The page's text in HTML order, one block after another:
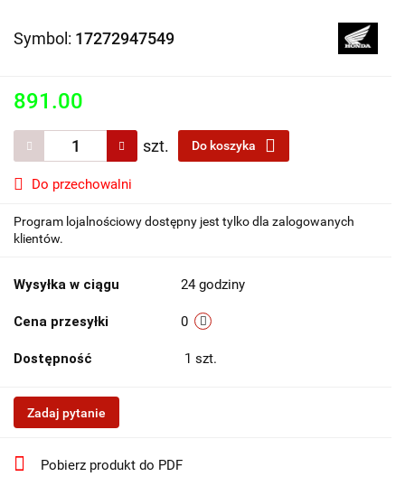
Symbol: 17272947549
891.00
szt. Do koszyka
Do przechowalni
Program lojalnościowy dostępny jest tylko dla zalogowanych
klientów.
Wysyłka w ciągu 24 godziny
Cena przesyłki 0
Dostępność 1 szt.
Zadaj pytanie
Pobierz produkt do PDF